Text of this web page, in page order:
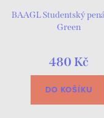
BAAGL Studentský
Green
480 Kč
DO KOŠÍKU